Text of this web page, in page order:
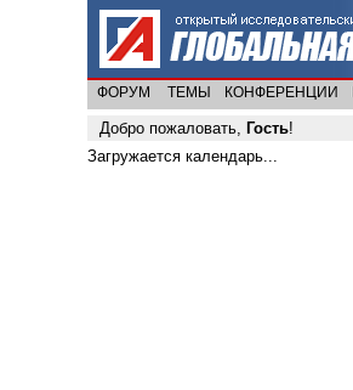
ФОРУМ ТЕМЫ КОНФЕРЕНЦИИ
Добро пожаловать, Гость!
Загружается календарь...